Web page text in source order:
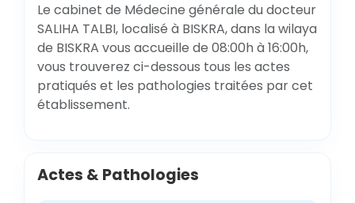
Le cabinet de Médecine générale du docteur
SALIHA TALBI, localisé à BISKRA, dans la wilaya
de BISKRA vous accueille de 08:00h à 16:00h,
vous trouverez ci-dessous tous les actes
pratiqués et les pathologies traitées par cet
établissement.
Actes & Pathologies